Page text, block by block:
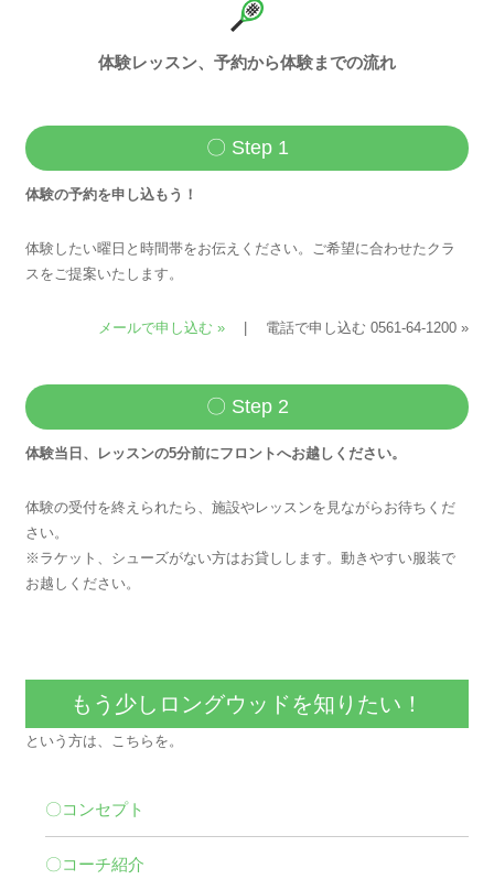
体験レッスン、予約から体験までの流れ
〇 Step 1
体験の予約を申し込もう！
体験したい曜日と時間帯をお伝えください。ご希望に合わせたクラ
スをご提案いたします。
メールで申し込む » | 電話で申し込む 0561-64-1200 »
〇 Step 2
体験当日、レッスンの5分前にフロントへお越しください。
体験の受付を終えられたら、施設やレッスンを見ながらお待ちくだ
さい。
※ラケット、シューズがない方はお貸しします。動きやすい服装で
お越しください。
もう少しロングウッドを知りたい！
という方は、こちらを。
〇コンセプト
〇コーチ紹介